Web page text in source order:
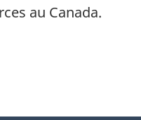
au Canada.